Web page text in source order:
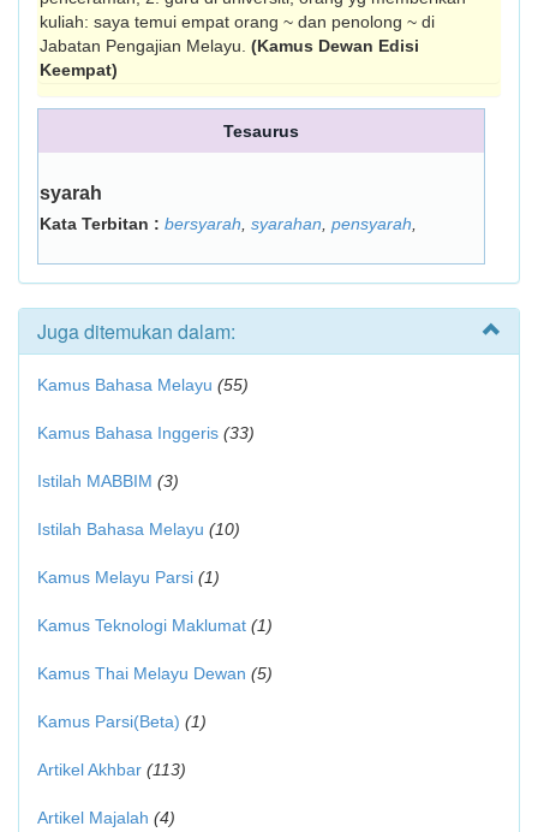
kuliah: saya temui empat orang ~ dan penolong ~ di
Jabatan Pengajian Melayu. (Kamus Dewan Edisi
Keempat)
Tesaurus
syarah
Kata Terbitan : bersyarah syarahan pensyarah
Juga ditemukan dalam:
Kamus Bahasa Melayu (55)
Kamus Bahasa Inggeris (33)
Istilah MABBIM (3)
Istilah Bahasa Melayu (10)
Kamus Melayu Parsi (1)
Kamus Teknologi Maklumat (1)
Kamus Thai Melayu Dewan (5)
Kamus Parsi(Beta) (1)
Artikel Akhbar (113)
Artikel Majalah (4)